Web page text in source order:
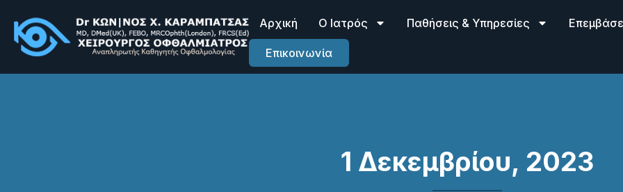
Αρχική Ο Ιατρός Παθήσεις & Υπηρεσίες
Επικοινωνία
1 Δεκεμβρίου, 2023